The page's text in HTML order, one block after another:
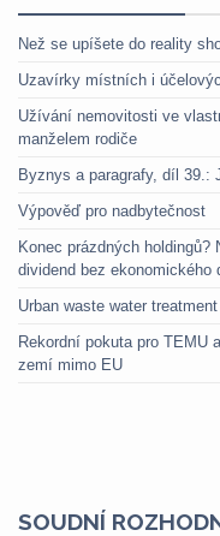
Než se upíšete do reality
Uzavírky místních i
Užívání nemovitosti ve
manželem rodiče
Byznys a paragrafy, díl 39.:
Výpověď pro nadbytečnost
Konec prázdných
dividend bez ekonomického
Urban waste water
Rekordní pokuta pro TEMU
zemí mimo EU
SOUDNÍ